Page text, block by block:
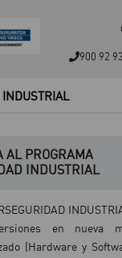
900 92
INDUSTRIAL
AL PROGRAMA
INDUSTRIAL
en nueva
(Hardware y